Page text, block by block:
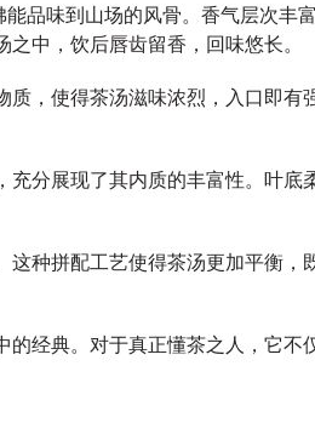
品味到山场的风骨。香气层次丰
中，饮后唇齿留香，回味悠长。
，使得茶汤滋味浓烈，入口即有
分展现了其内质的丰富性。叶底
种拼配工艺使得茶汤更加平衡，
经典。对于真正懂茶之人，它不